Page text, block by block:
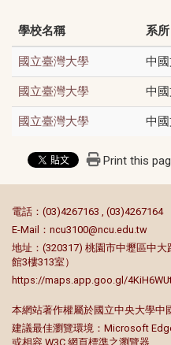
學校名稱 系所
國立臺灣大學 中
國立臺灣大學 中
國立臺灣大學 中
Print this
電話：(03)4267163 , (03)4267164
E-Mail： ncu3100@ncu.edu.tw
地址：(320317) 桃園市中壢區中
館3樓313室）
https://maps.app.goo.gl/
本網站著作權屬於國立中央大學中
建議最佳瀏覽環境：Microsoft
或相容 W3C 網頁標準之瀏覽器